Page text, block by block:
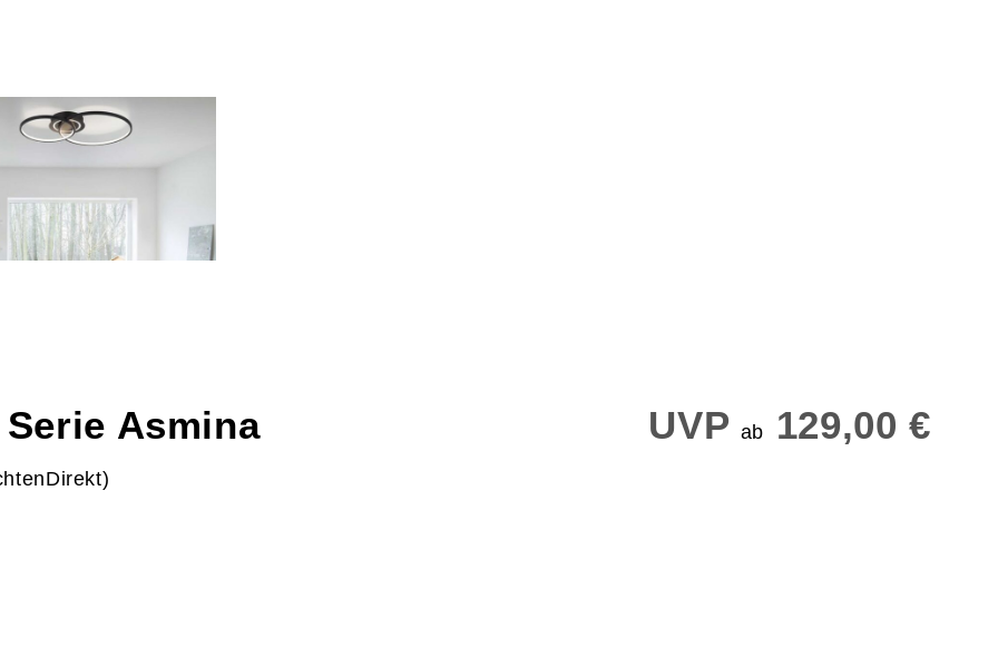
Asmina UVP ab 129,00 €